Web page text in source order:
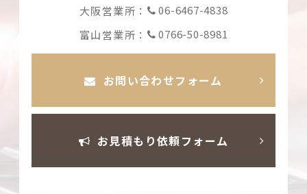
大阪営業所：
06-6467-4838
富山営業所：
0766-50-8981
お問い合わせフォーム
お見積もり依頼フォーム